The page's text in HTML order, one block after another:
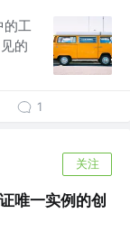
的工
的
1
关注
唯一实例的创